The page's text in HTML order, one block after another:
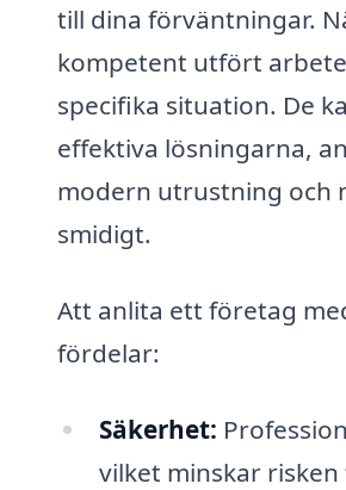
till dina förväntningar.
kompetent utfört
specifika situation. De
effektiva lösningarna,
modern utrustning och
smidigt.
Att anlita ett företag
fördelar:
Säkerhet:
vilket minskar